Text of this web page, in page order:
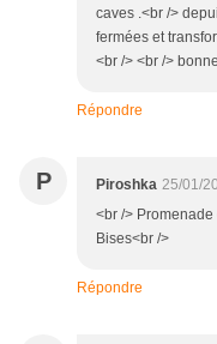
caves .<br />
fermées et
<br /> <br />
Répondre
P Piroshka 25/01/
<br />
Bises<br />
Répondre